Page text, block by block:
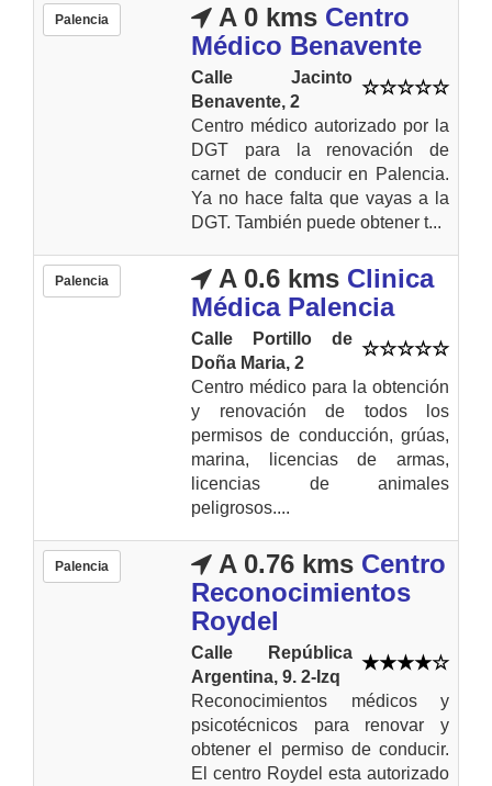
Palencia A 0 kms Centro
Médico Benavente
Calle Jacinto
Benavente, 2
Centro médico autorizado por la
DGT para la renovación de
carnet de conducir en Palencia.
Ya no hace falta que vayas a la
DGT. También puede obtener t...
Palencia A 0.6 kms Clinica
Médica Palencia
Calle Portillo de
Doña Maria, 2
Centro médico para la obtención
y renovación de todos los
permisos de conducción, grúas,
marina, licencias de armas,
licencias de animales
peligrosos....
Palencia A 0.76 kms Centro
Reconocimientos
Roydel
Calle República
Argentina, 9. 2-Izq
Reconocimientos médicos y
psicotécnicos para renovar y
obtener el permiso de conducir.
El centro Roydel esta autorizado